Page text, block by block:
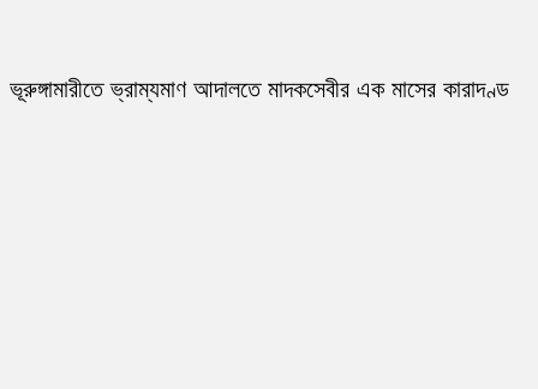
ভূরুঙ্গামারীতে ভ্রাম্যমাণ আদালতে মাদকসেবীর এক মাসের কারাদণ্ড